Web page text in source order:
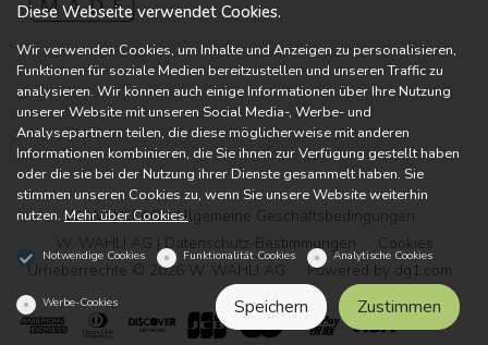
W. WAHLI AG | Allgemeine Geschäftsbedingungen
W. WAHLI AG | Datenschutz-Bestimmungen
Cookies
Urheberrechte © 2026 W. WAHLI AG
Powered by dg1.com
Diese Webseite verwendet Cookies.
Wir verwenden Cookies, um Inhalte und Anzeigen zu personalisieren,
Funktionen für soziale Medien bereitzustellen und unseren Traffic zu
analysieren. Wir können auch einige Informationen über Ihre Nutzung
unserer Website mit unseren Social Media-, Werbe- und
Analysepartnern teilen, die diese möglicherweise mit anderen
Informationen kombinieren, die Sie ihnen zur Verfügung gestellt haben
oder die sie bei der Nutzung ihrer Dienste gesammelt haben. Sie
stimmen unseren Cookies zu, wenn Sie unsere Website weiterhin
nutzen. Mehr über Cookies.
Notwendige Cookies Funktionalität Cookies Analytische Cookies
Werbe-Cookies Zustimmen
Speichern